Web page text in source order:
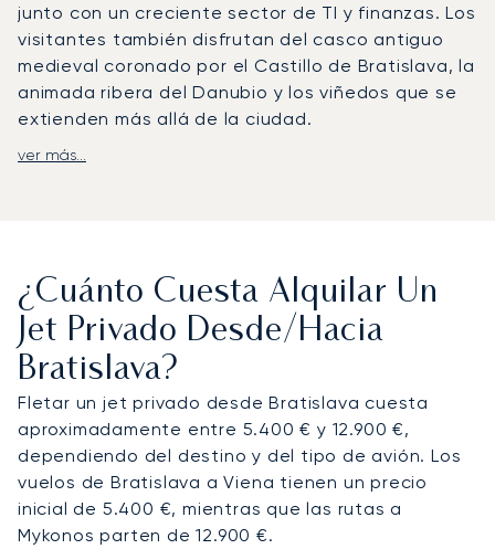
junto con un creciente sector de TI y finanzas. Los
visitantes también disfrutan del casco antiguo
medieval coronado por el Castillo de Bratislava, la
animada ribera del Danubio y los viñedos que se
extienden más allá de la ciudad.
LunaJets organiza vuelos al Aeropuerto de
utilizan el Aeropuerto Internacional de Viena, a
menos de una hora de distancia, que ofrece una
mayor disponibilidad de slots, servicios FBO de
primer nivel y amplias conexiones
intercontinentales. Cada viaje se personaliza
según las prioridades del cliente, ya sea para una
llegada discreta a la Incheba Expo, un crucero por
el Danubio o una partida de golf en el Penati Golf
Resort. Los traslados con chófer garantizan una
llegada impecable a hoteles y fincas rurales.
ver más...
¿Cuánto Cuesta Alquilar Un
Jet Privado Desde/hacia
Bratislava?
Fletar un jet privado desde Bratislava cuesta
aproximadamente entre 5.400 € y 12.900 €,
dependiendo del destino y del tipo de avión. Los
vuelos de Bratislava a Viena tienen un precio
inicial de 5.400 €, mientras que las rutas a
Mykonos parten de 12.900 €.